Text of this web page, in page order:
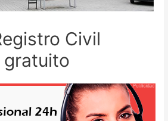
Civil
gratuito